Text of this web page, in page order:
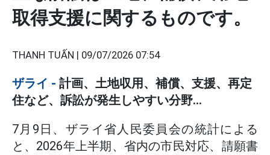
取得支援に関するものです。
THANH TUẤN | 09/07/2026 07:54
ザライ - 計画、土地収用、補償、支援、再定
住など、訴訟が発生しやすい分野...
7月9日、ザライ省人民委員会の統計による
と、2026年上半期、省内の市民対応、請願書